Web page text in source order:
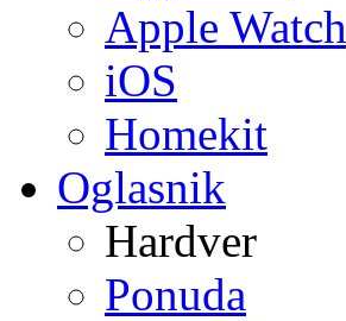
Apple Watch
iOS
Homekit
Oglasnik
Hardver
Ponuda